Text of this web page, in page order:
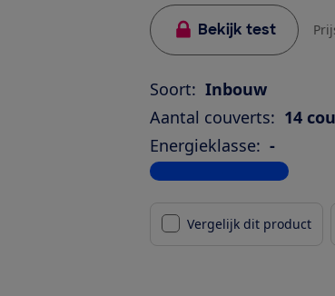
Bekijk test
Soort: Inbouw
Aantal couverts: 14
Energieklasse: -
Bekijk alle specificaties
Vergelijk dit product